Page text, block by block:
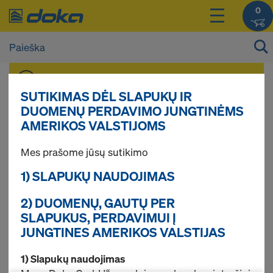
0
prisijungimo.
Fiksatoriai
perdangoms
Rasta 10 gaminių
SUTIKIMAS DĖL SLAPUKŲ IR
DUOMENŲ PERDAVIMO JUNGTINĖMS
AMERIKOS VALSTIJOMS
Mes prašome jūsų sutikimo
1) SLAPUKŲ NAUDOJIMAS
2) DUOMENŲ, GAUTŲ PER
SLAPUKUS, PERDAVIMUI Į
JUNGTINES AMERIKOS VALSTIJAS
1) Slapukų naudojimas